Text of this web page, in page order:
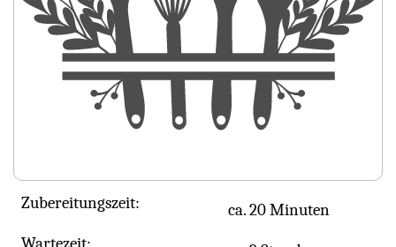
Zubereitungszeit:
ca. 20 Minuten
Wartezeit: